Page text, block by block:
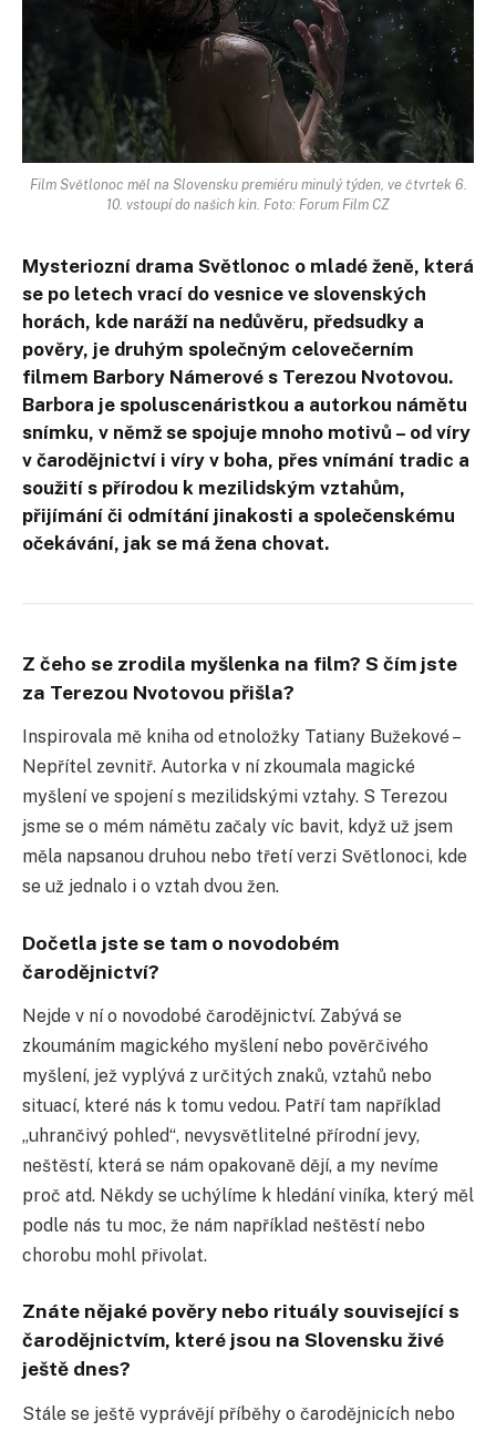
Film Světlonoc měl na Slovensku premiéru minulý týden, ve čtvrtek 6.
10. vstoupí do našich kin. Foto: Forum Film CZ
Mysteriozní drama Světlonoc o mladé ženě, která
se po letech vrací do vesnice ve slovenských
horách, kde naráží na nedůvěru, předsudky a
pověry, je druhým společným celovečerním
filmem Barbory Námerové s Terezou Nvotovou.
Barbora je spoluscenáristkou a autorkou námětu
snímku, v němž se spojuje mnoho motivů – od víry
v čarodějnictví i víry v boha, přes vnímání tradic a
soužití s přírodou k mezilidským vztahům,
přijímání či odmítání jinakosti a společenskému
očekávání, jak se má žena chovat.
Z čeho se zrodila myšlenka na film? S čím jste
za Terezou Nvotovou přišla?
Inspirovala mě kniha od etnoložky Tatiany Bužekové –
Nepřítel zevnitř. Autorka v ní zkoumala magické
myšlení ve spojení s mezilidskými vztahy. S Terezou
jsme se o mém námětu začaly víc bavit, když už jsem
měla napsanou druhou nebo třetí verzi Světlonoci, kde
se už jednalo i o vztah dvou žen.
Dočetla jste se tam o novodobém
čarodějnictví?
Nejde v ní o novodobé čarodějnictví. Zabývá se
zkoumáním magického myšlení nebo pověrčivého
myšlení, jež vyplývá z určitých znaků, vztahů nebo
situací, které nás k tomu vedou. Patří tam například
„uhrančivý pohled“, nevysvětlitelné přírodní jevy,
neštěstí, která se nám opakovaně dějí, a my nevíme
proč atd. Někdy se uchýlíme k hledání viníka, který měl
podle nás tu moc, že nám například neštěstí nebo
chorobu mohl přivolat.
Znáte nějaké pověry nebo rituály související s
čarodějnictvím, které jsou na Slovensku živé
ještě dnes?
Stále se ještě vyprávějí příběhy o čarodějnicích nebo